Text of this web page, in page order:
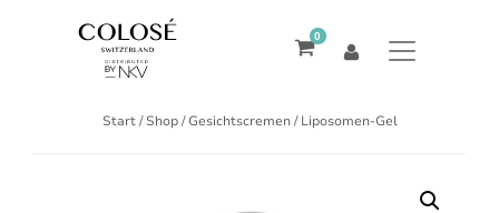
0
Start/Shop/Gesichtscremen/ Liposomen-Gel